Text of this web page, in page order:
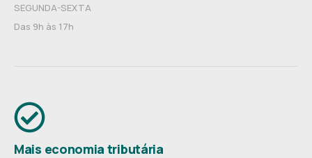
SEGUNDA-SEXTA
Das 9h às 17h
Mais economia tributária